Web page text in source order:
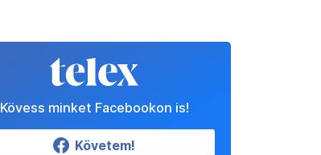
Kövess minket Facebookon is!
Követem!